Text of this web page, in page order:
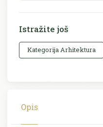
Istražite još
Kategorija Arhitektura
Opis